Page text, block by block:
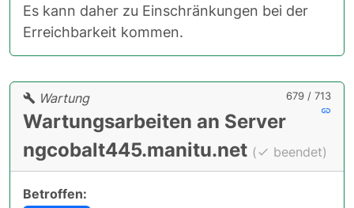
Es kann daher zu Einschränkungen bei der
Erreichbarkeit kommen.
679 / 713
Wartung
Wartungsarbeiten an Server
ngcobalt445.manitu.net ( beendet)
Betroffen: